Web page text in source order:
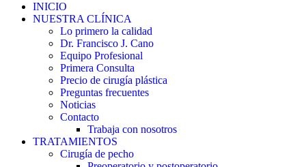
INICIO
NUESTRA CLÍNICA
Lo primero la calidad
Dr. Francisco J. Cano
Equipo Profesional
Primera Consulta
Precio de cirugía plástica
Preguntas frecuentes
Noticias
Contacto
Trabaja con nosotros
TRATAMIENTOS
Cirugía de pecho